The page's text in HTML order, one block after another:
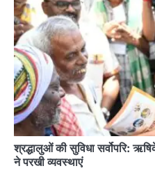
श्रद्धालुओं की सुविधा सर्वोपरि:
ने परखी व्यवस्थाएं